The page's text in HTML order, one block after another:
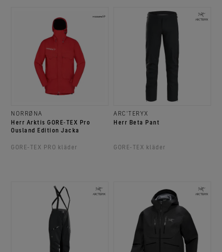
NORRØNA
Herr Arktis GORE‑TEX Pro
Ousland Edition Jacka
GORE‑TEX PRO kläder
ARC'TERYX
Herr Beta Pant
GORE‑TEX kläder